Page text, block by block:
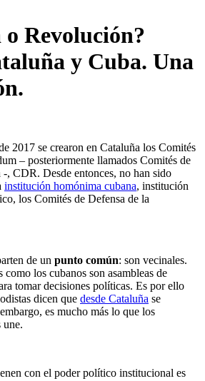
Revolución?
y Cuba. Una
2017 se crearon en Cataluña los Comités
– posteriormente llamados Comités de
, CDR. Desde entonces, no han sido
institución homónima cubana, institución
los Comités de Defensa de la
de un punto común: son vecinales.
los cubanos son asambleas de
tomar decisiones políticas. Es por ello
dicen que desde Cataluña se
es mucho más lo que los
une.
con el poder político institucional es